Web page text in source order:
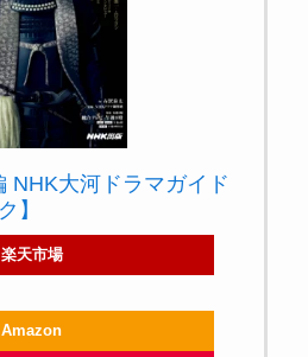
NHK大河ドラマガイド
】
楽天市場
Amazon